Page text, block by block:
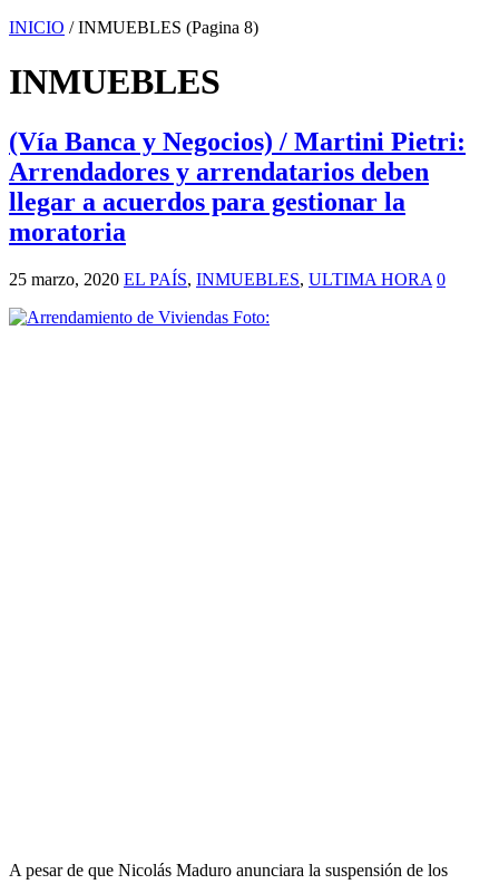
INICIO / INMUEBLES (Pagina 8)
INMUEBLES
(Vía Banca y Negocios) / Martini Pietri:
Arrendadores y arrendatarios deben
llegar a acuerdos para gestionar la
moratoria
25 marzo, 2020 EL PAÍS, INMUEBLES, ULTIMA HORA 0
A pesar de que Nicolás Maduro anunciara la suspensión de los